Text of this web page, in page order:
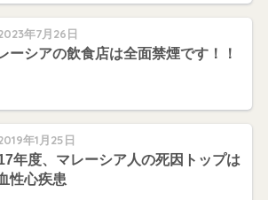
年7月26日
ーシアの飲食店は全面禁煙です！！
年1月25日
年度、マレーシア人の死因トップは
性心疾患